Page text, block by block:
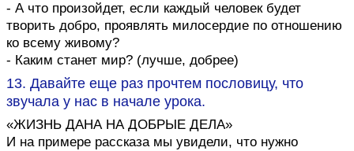
- А что произойдет, если каждый человек будет
творить добро, проявлять милосердие по отношению
ко всему живому?
- Каким станет мир? (лучше, добрее)
13. Давайте еще раз прочтем пословицу, что
звучала у нас в начале урока.
«ЖИЗНЬ ДАНА НА ДОБРЫЕ ДЕЛА»
И на примере рассказа мы увидели, что нужно